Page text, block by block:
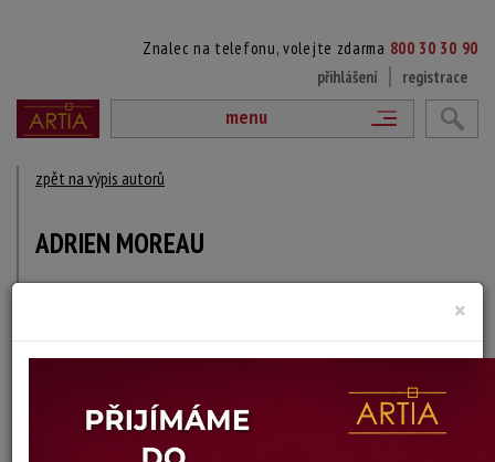
Znalec na telefonu, volejte zdarma 800 30 30 90
přihlášení
registrace
menu
zpět na výpis autorů
ADRIEN MOREAU
1843 Troyes - 1906 Paříž
DÍLA V AUKCÍCH
×